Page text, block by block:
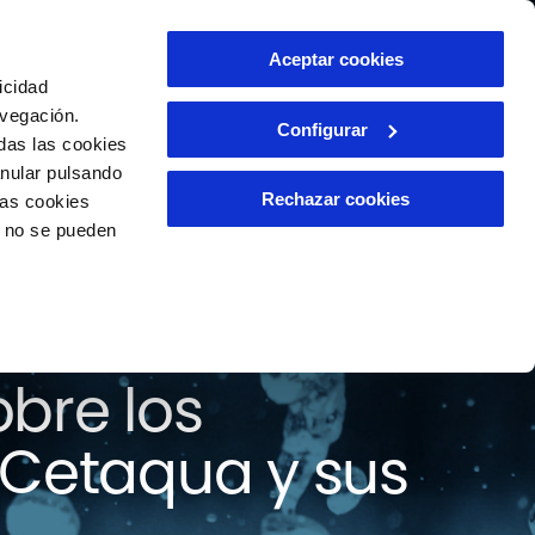
las cookies
pulsando
cookies
se pueden
Aceptar cookies
Configurar
Rechazar cookies
ES
todas las
los
y sus